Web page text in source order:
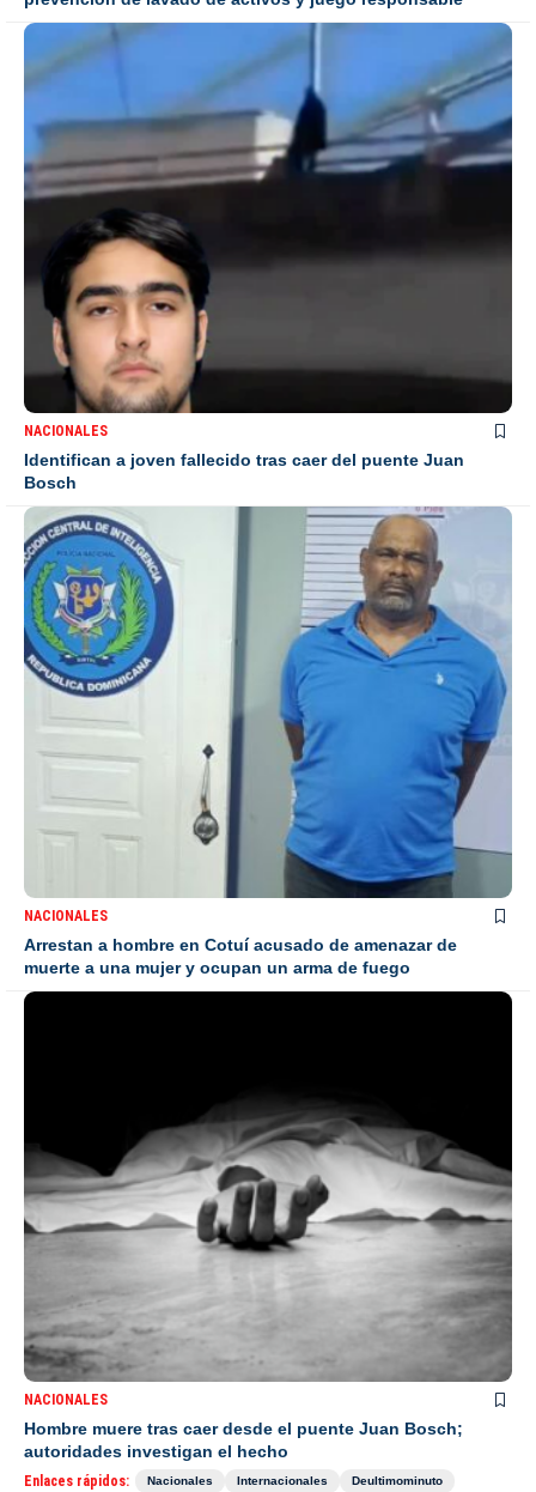
NACIONALES
Identifican a joven fallecido tras caer del puente Juan
Bosch
NACIONALES
Arrestan a hombre en Cotuí acusado de amenazar de
muerte a una mujer y ocupan un arma de fuego
NACIONALES
Hombre muere tras caer desde el puente Juan Bosch;
autoridades investigan el hecho
Enlaces rápidos: Nacionales Internacionales
Deultimominuto